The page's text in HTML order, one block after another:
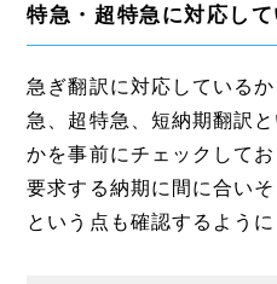
特急・超特急に対応し
急ぎ翻訳に対応している
急、超特急、短納期翻訳
かを事前にチェックして
要求する納期に間に合い
という点も確認するように